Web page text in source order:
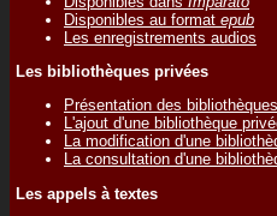
Disponibles au format epub
Les enregistrements audios
Les bibliothèques privées
Présentation des
L'ajout d'une bibliothèque
La modification d'une
La consultation d'une
Les appels à textes